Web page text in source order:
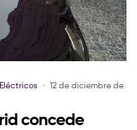
12 de diciembre de
concede